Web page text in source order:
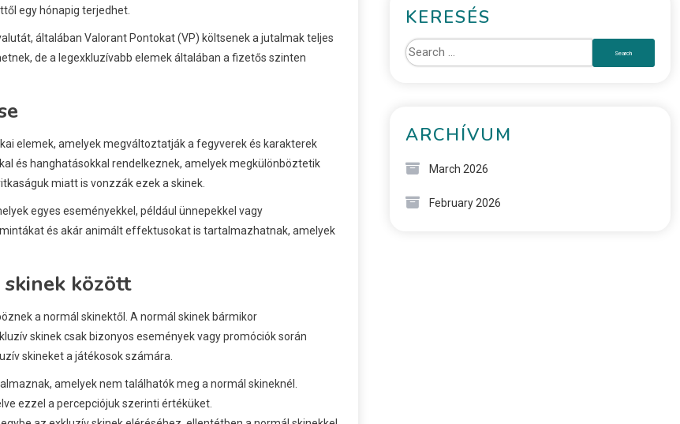
egy hónapig terjedhet.
általában Valorant Pontokat (VP) költsenek a jutalmak teljes
de a legexkluzívabb elemek általában a fizetős szinten
elemek, amelyek megváltoztatják a fegyverek és karakterek
és hanghatásokkal rendelkeznek, amelyek megkülönböztetik
miatt is vonzzák ezek a skinek.
egyes eseményekkel, például ünnepekkel vagy
és akár animált effektusokat is tartalmazhatnak, amelyek
között
a normál skinektől. A normál skinek bármikor
skinek csak bizonyos események vagy promóciók során
skineket a játékosok számára.
amelyek nem találhatók meg a normál skineknél.
ezzel a percepciójuk szerinti értéküket.
KERESÉS
ARCHÍVUM
March 2026
February 2026